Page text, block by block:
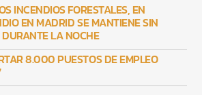
INCENDIOS FORESTALES, EN
EN MADRID SE MANTIENE SIN
LA NOCHE
8.000 PUESTOS DE EMPLEO